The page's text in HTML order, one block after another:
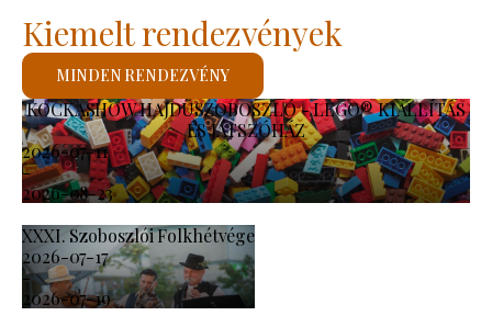
KOCKASHOW HAJDÚSZOBOSZLÓ - LEGO® KIÁLLÍTÁS
ÉS JÁTSZÓHÁZ
2026-07-11
-
2026-08-23
XXXI. Szoboszlói Folkhétvége
2026-07-17
-
2026-07-19
Kiemelt rendezvények
MINDEN RENDEZVÉNY